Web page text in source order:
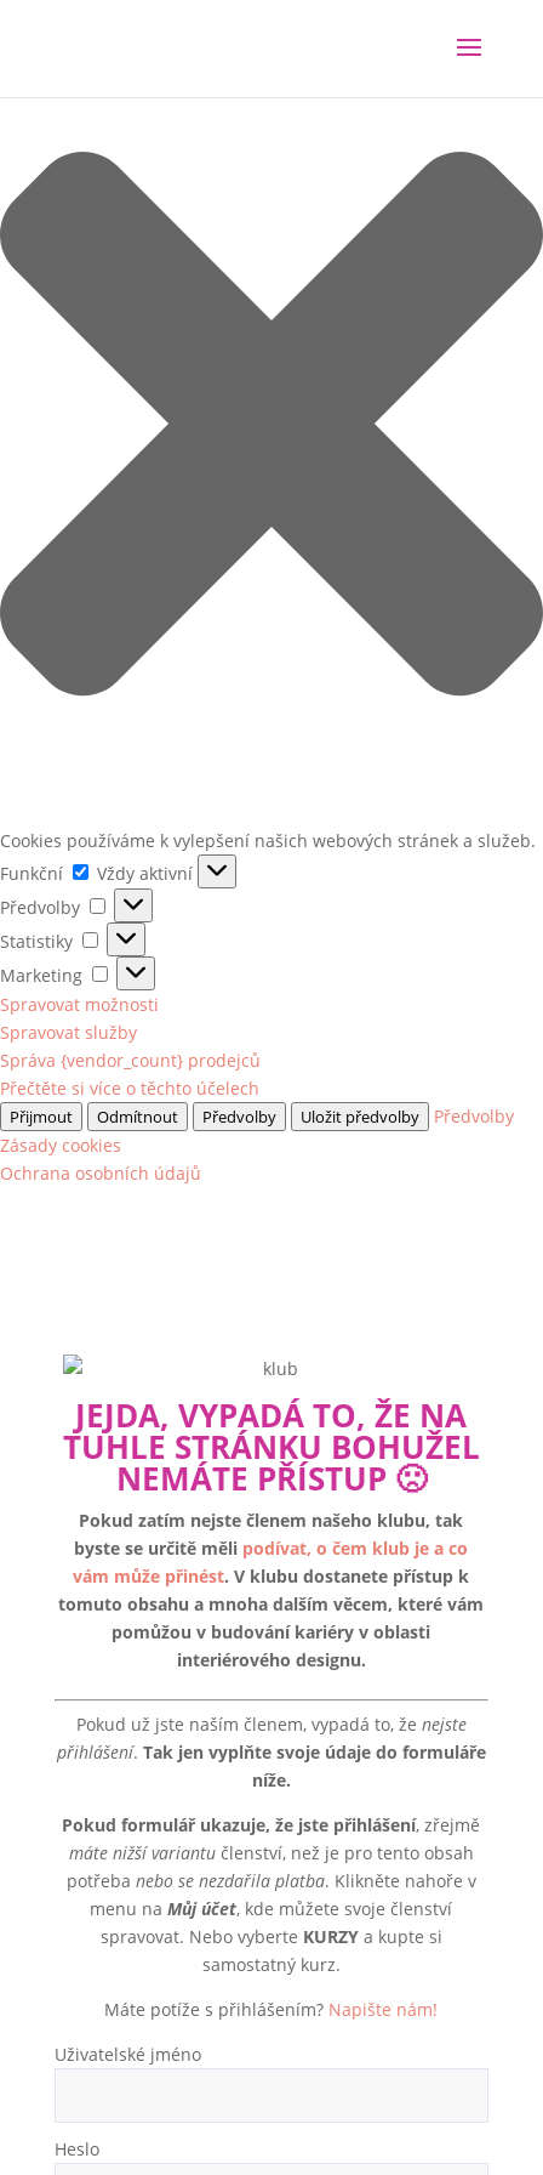
Cookies používáme k vylepšení našich webových stránek a služeb.
Funkční
Funkční
Vždy aktivní
Předvolby
Předvolby
Statistiky
Statistiky
Marketing
Marketing
Spravovat možnosti
Spravovat služby
Správa {vendor_count} prodejců
Přečtěte si více o těchto účelech
Přijmout Odmítnout Předvolby Uložit předvolby
Předvolby
Zásady cookies
Ochrana osobních údajů
JEJDA, VYPADÁ TO, ŽE NA
TUHLE STRÁNKU BOHUŽEL
NEMÁTE PŘÍSTUP 🙁
Pokud zatím nejste členem našeho klubu, tak
byste se určitě měli podívat, o čem klub je a co
vám může přinést. V klubu dostanete přístup k
tomuto obsahu a mnoha dalším věcem, které vám
pomůžou v budování kariéry v oblasti
interiérového designu.
Pokud už jste naším členem, vypadá to, že nejste
přihlášení. Tak jen vyplňte svoje údaje do formuláře
níže.
Pokud formulář ukazuje, že jste přihlášení, zřejmě
máte nižší variantučlenství, než je pro tento obsah
potřeba nebo se nezdařila platba. Klikněte nahoře v
menu naMůj účet, kde můžete svoje členství
spravovat. Nebo vyberte KURZYa kupte si
samostatný kurz.
Máte potíže s přihlášením? Napište nám!
Uživatelské jméno
Heslo